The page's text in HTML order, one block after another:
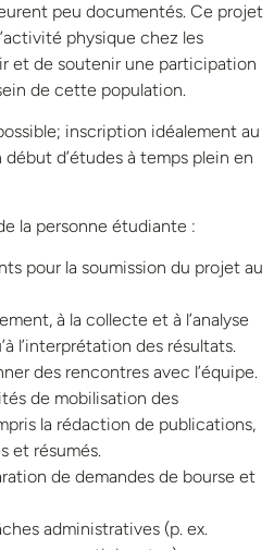
peu documentés. Ce projet
physique chez les
et de soutenir une participation
de cette population.
inscription idéalement au
d’études à temps plein en
la personne étudiante :
pour la soumission du projet au
à la collecte et à l’analyse
l’interprétation des résultats.
des rencontres avec l’équipe.
de mobilisation des
la rédaction de publications,
et résumés.
de demandes de bourse et
administratives (p. ex.